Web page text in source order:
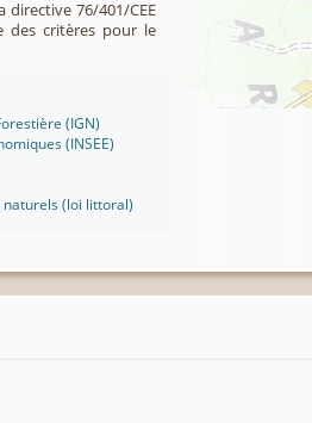
76/401/CEE
des critères pour le
(IGN)
(INSEE)
(loi littoral)